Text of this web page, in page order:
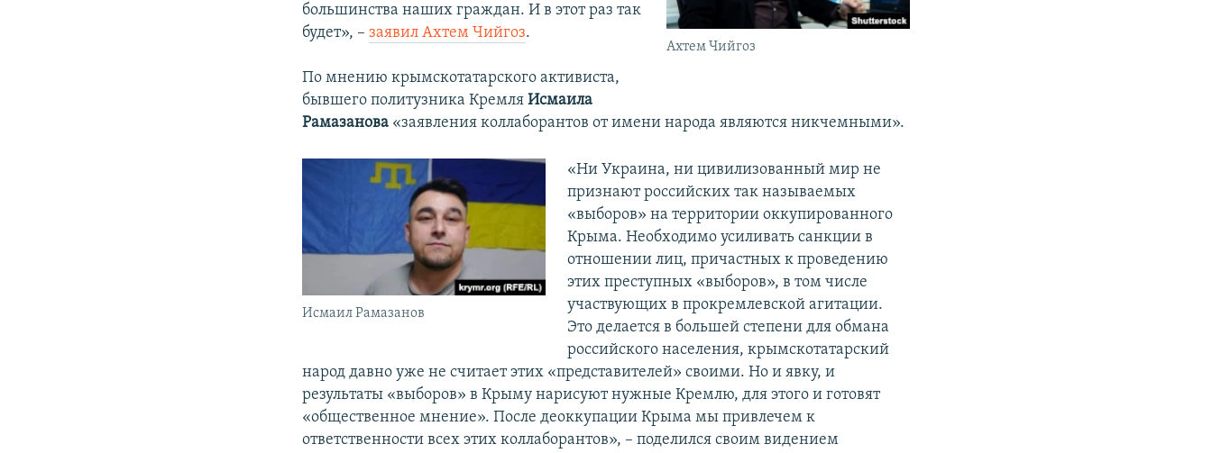
Ахтем Чийгоз
большинства наших граждан. И в этот раз так
будет», –заявил Ахтем Чийгоз.
По мнению крымскотатарского активиста,
бывшего политузника КремляИсмаила
Рамазанова «заявления коллаборантов от имени народа являются никчемными».
Исмаил Рамазанов
«Ни Украина, ни цивилизованный мир не
признают российских так называемых
«выборов» на территории оккупированного
Крыма. Необходимо усиливать санкции в
отношении лиц, причастных к проведению
этих преступных «выборов», в том числе
участвующих в прокремлевской агитации.
Это делается в большей степени для обмана
российского населения, крымскотатарский
народ давно уже не считает этих «представителей» своими. Но и явку, и
результаты «выборов» в Крыму нарисуют нужные Кремлю, для этого и готовят
«общественное мнение». После деоккупации Крыма мы привлечем к
ответственности всех этих коллаборантов», – поделился своим видением